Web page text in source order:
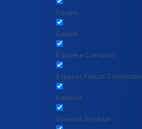
Equipe
Equipe
Equipe e Contatos
Espaços Físicos Comerciais
Eventos
Eventos Servidor